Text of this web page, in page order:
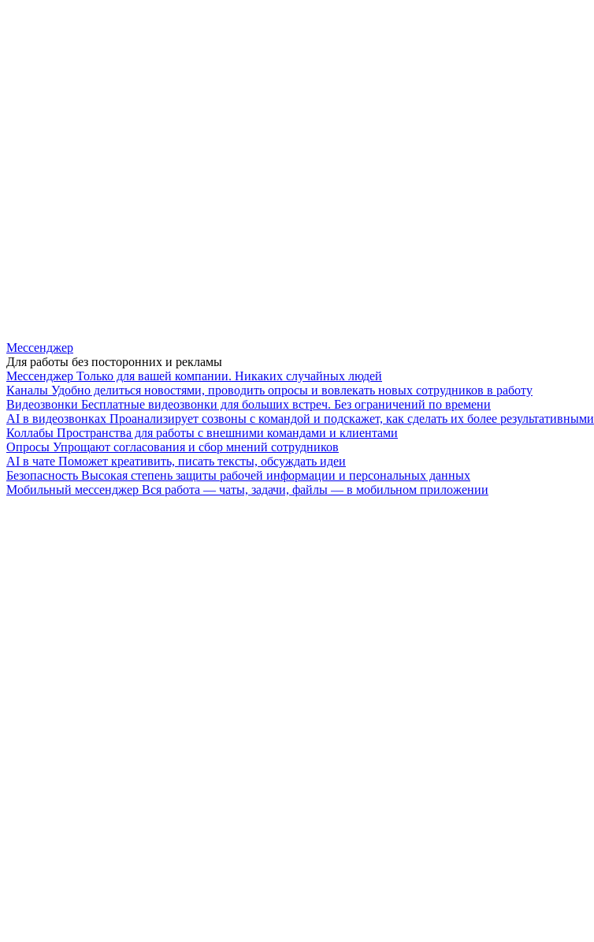
Мессенджер
Для работы без посторонних и рекламы
Мессенджер Только для вашей компании. Никаких случайных людей
Каналы Удобно делиться новостями, проводить опросы и вовлекать новых сотрудников в работу
Видеозвонки Бесплатные видеозвонки для больших встреч. Без ограничений по времени
AI в видеозвонках Проанализирует созвоны с командой и подскажет, как сделать их более результативными
Коллабы Пространства для работы с внешними командами и клиентами
Опросы Упрощают согласования и сбор мнений сотрудников
AI в чате Поможет креативить, писать тексты, обсуждать идеи
Безопасность Высокая степень защиты рабочей информации и персональных данных
Мобильный мессенджер Вся работа — чаты, задачи, файлы — в мобильном приложении